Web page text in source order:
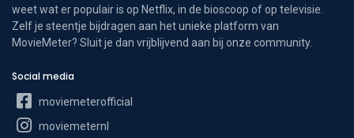
weet wat er populair is op Netflix, in de bioscoop of op televisie.
Zelf je steentje bijdragen aan het unieke platform van
MovieMeter? Sluit je dan vrijblijvend aan bij onze community.
Social media
moviemeterofficial
moviemeternl